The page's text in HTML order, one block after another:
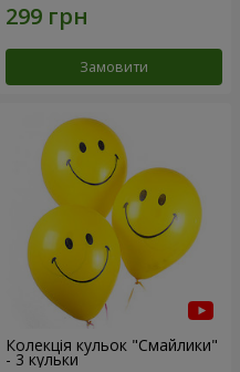
Замовити
Колекція кульок "Смайлики"
- 3 кульки